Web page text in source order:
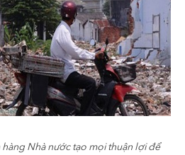
Nhà nước tạo mọi thuận lợi để